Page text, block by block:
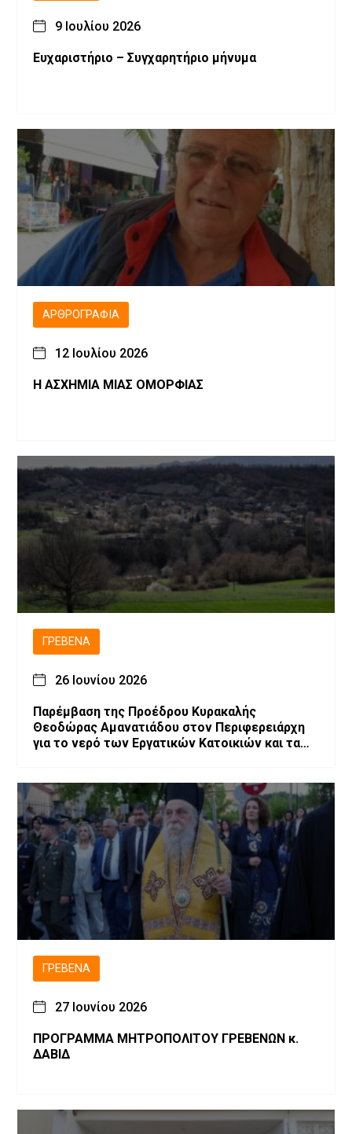
9 Ιουλίου 2026
Ευχαριστήριο – Συγχαρητήριο μήνυμα
ΑΡΘΡΟΓΡΑΦΊΑ
12 Ιουλίου 2026
Η ΑΣΧΗΜΙΑ ΜΙΑΣ ΟΜΟΡΦΙΑΣ
ΓΡΕΒΕΝΆ
26 Ιουνίου 2026
Παρέμβαση της Προέδρου Κυρακαλής
Θεοδώρας Αμανατιάδου στον Περιφερειάρχη
για το νερό των Εργατικών Κατοικιών και τα
ΓΡΕΒΕΝΆ
27 Ιουνίου 2026
ΠΡΟΓΡΑΜΜΑ ΜΗΤΡΟΠΟΛΙΤΟΥ ΓΡΕΒΕΝΩΝ κ.
ΔΑΒΙΔ